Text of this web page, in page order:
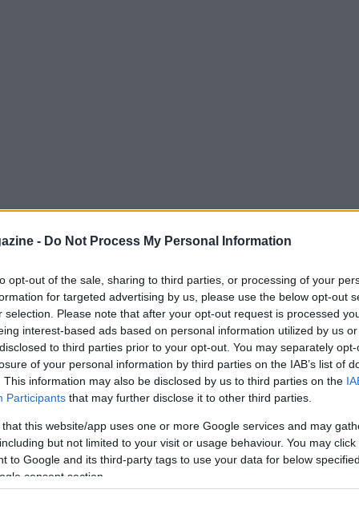
- Do Not Process My Personal Information
opt-out of the sale, sharing to third parties, or processing of your
for targeted advertising by us, please use the below opt-out
selection. Please note that after your opt-out request is processed
interest-based ads based on personal information utilized by us
to third parties prior to your opt-out. You may separately
of your personal information by third parties on the IAB’s list of
This information may also be disclosed by us to third parties on the
Participants that may further disclose it to other third parties.
that this website/app uses one or more Google services and may
but not limited to your visit or usage behaviour. You may
to Google and its third-party tags to use your data for below
consent section.
squadra saudita Al Nasr
di tutto il mondo calcistico per
proprio club, uno di quelli che non si
stella portoghese dopo la rescissione
a causa dei tanti problemi avuti con il
di disciplina, era senza ingaggio
dall’Europa per il suo finale di carriera
di al Muammar.